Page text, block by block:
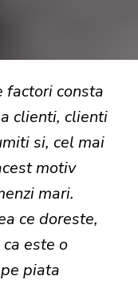
factori consta
clienti, clienti
si, cel mai
motiv
mari.
ce doreste,
este o
piata